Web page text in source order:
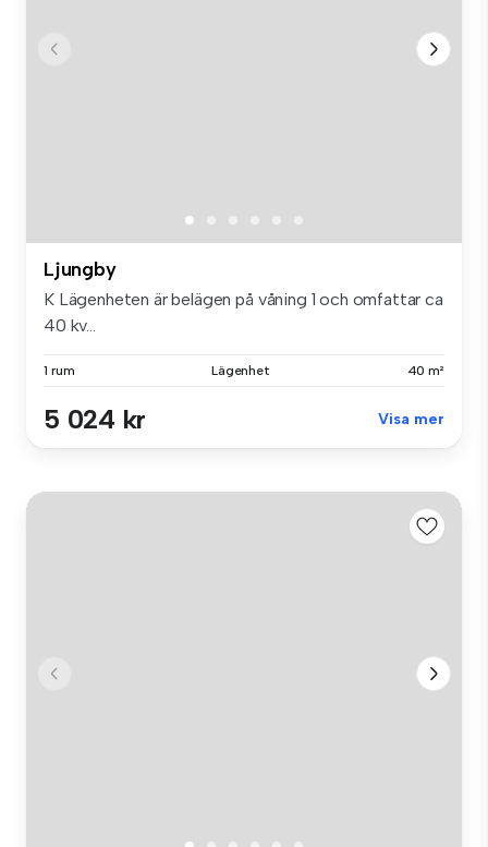
Ljungby
K Lägenheten är belägen på våning 1 och omfattar ca
40 kv...
1 rum Lägenhet 40 m²
5 024 kr Visa mer